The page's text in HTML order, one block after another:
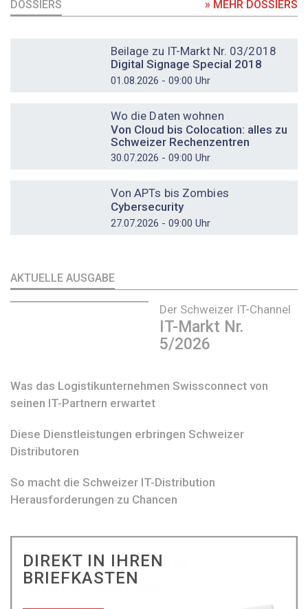
DOSSIERS » MEHR DOSSIERS
Beilage zu IT-Markt Nr. 03/2018
Digital Signage Special 2018
01.08.2026 - 09:00 Uhr
Wo die Daten wohnen
Von Cloud bis Colocation: alles zu
Schweizer Rechenzentren
30.07.2026 - 09:00 Uhr
Von APTs bis Zombies
Cybersecurity
27.07.2026 - 09:00 Uhr
AKTUELLE AUSGABE
Der Schweizer IT-Channel
IT-Markt Nr.
5/2026
Was das Logistikunternehmen Swissconnect von
seinen IT-Partnern erwartet
Diese Dienstleistungen erbringen Schweizer
Distributoren
So macht die Schweizer IT-Distribution
Herausforderungen zu Chancen
DIREKT IN IHREN
BRIEFKASTEN